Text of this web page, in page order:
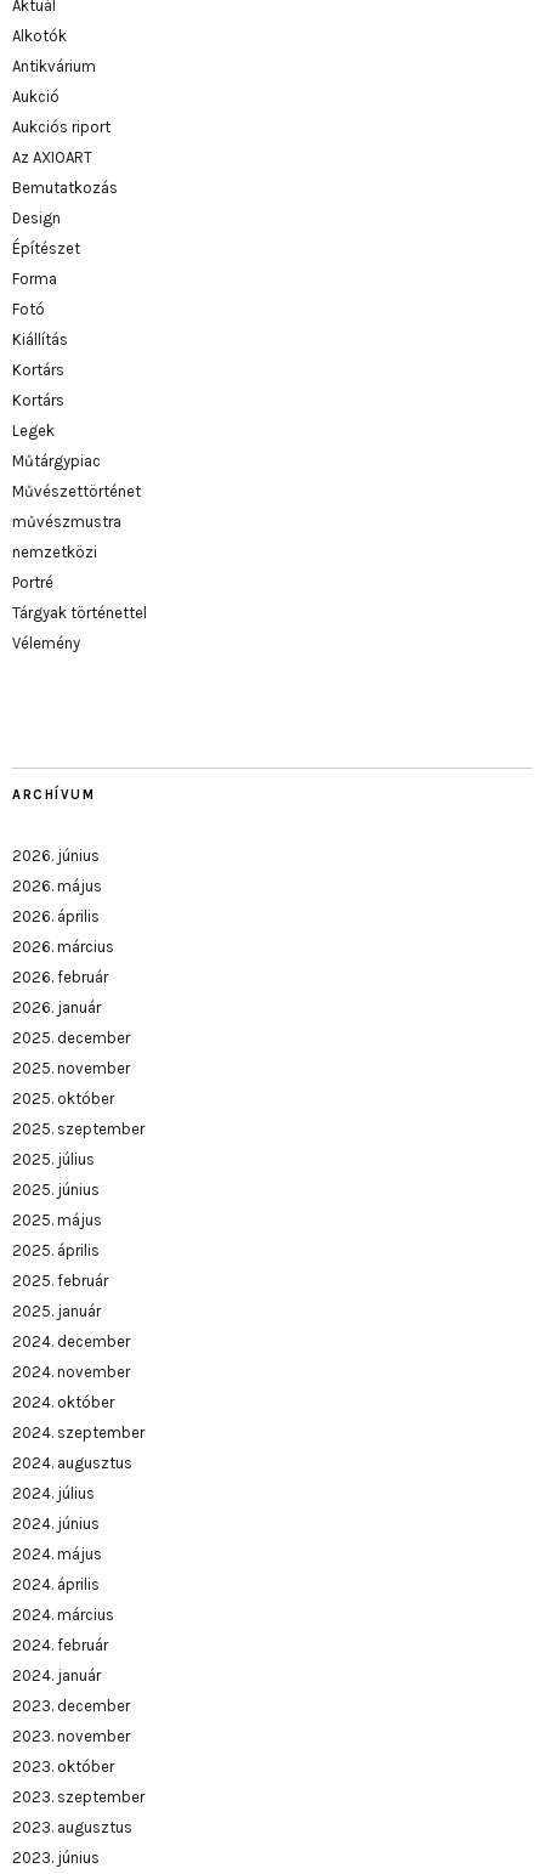
Aktuál
Alkotók
Antikvárium
Aukció
Aukciós riport
Az AXIOART
Bemutatkozás
Design
Építészet
Forma
Fotó
Kiállítás
Kortárs
Kortárs
Legek
Műtárgypiac
Művészettörténet
művészmustra
nemzetközi
Portré
Tárgyak történettel
Vélemény
ARCHÍVUM
2026. június
2026. május
2026. április
2026. március
2026. február
2026. január
2025. december
2025. november
2025. október
2025. szeptember
2025. július
2025. június
2025. május
2025. április
2025. február
2025. január
2024. december
2024. november
2024. október
2024. szeptember
2024. augusztus
2024. július
2024. június
2024. május
2024. április
2024. március
2024. február
2024. január
2023. december
2023. november
2023. október
2023. szeptember
2023. augusztus
2023. június